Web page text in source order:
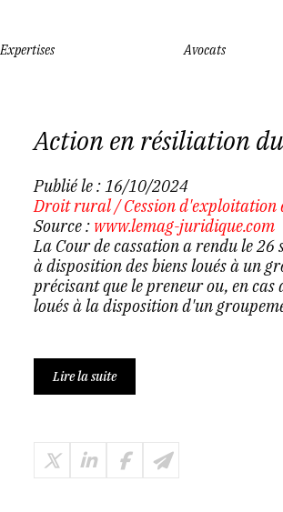
Expertises Avocats
Action en résiliation
Publié le :16/10/2024
Droit rural/Cession
Source : www.lemag-juridique.com
La Cour de cassation a rendu le
à disposition des biens loués à un
précisant que le preneur ou, en
loués à la disposition d'un
Lire la suite